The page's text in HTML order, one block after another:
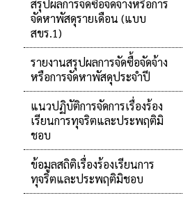
สรุปผลการจัดซื้อจัดจ้างหรือการ
จัดหาพัสดุรายเดือน (แบบ
สขร.1)
รายงานสรุปผลการจัดซื้อจัดจ้าง
หรือการจัดหาพัสดุประจำปี
แนวปฏิบัติการจัดการเรื่องร้อง
เรียนการทุจริตและประพฤติมิ
ชอบ
ข้อมูลสถิติเรื่องร้องเรียนการ
ทุจริตและประพฤติมิชอบ